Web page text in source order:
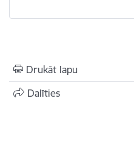
Drukāt lapu
Dalīties